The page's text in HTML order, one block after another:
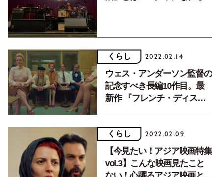
くらし 2022.02.14
ウェス・アンダーソン監督の
記念すべき長編10作目。最
新作 『フレンチ・ディスパ
くらし 2022.02.09
【今見たい！アジア映画特集
vol.3】こんな映画見たこと